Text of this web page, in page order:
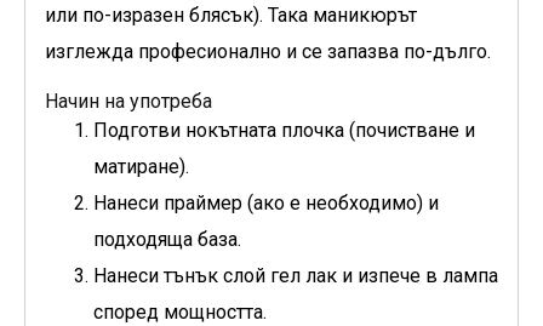
или по-изразен блясък). Така маникюрът
изглежда професионално и се запазва по-дълго.
Начин на употреба
Подготви нокътната плочка (почистване и
матиране).
Нанеси праймер (ако е необходимо) и
подходяща база.
Нанеси тънък слой гел лак и изпече в лампа
според мощността.